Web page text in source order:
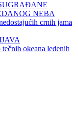
NEBA
crnih jama
okeana ledenih